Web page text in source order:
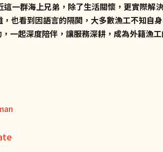
一群海上兄弟，除了生活關懷，更實際解
也看到因語言的隔閡，大多數漁工不知自
一起深度陪伴，讓服務深耕，成為外籍漁